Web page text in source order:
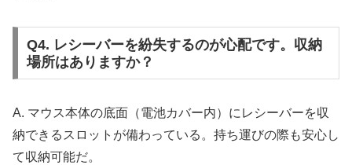
Q4. レシーバーを紛失するのが心配です。収納
場所はありますか？
A. マウス本体の底面（電池カバー内）にレシーバーを収
納できるスロットが備わっている。持ち運びの際も安心し
て収納可能だ。